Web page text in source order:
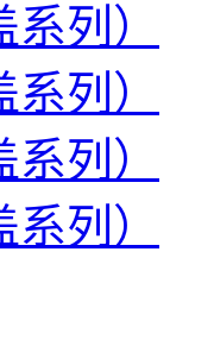
列）
列）
列）
列）